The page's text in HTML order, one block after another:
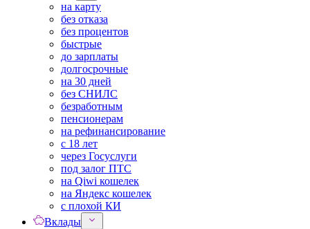
на карту
без отказа
без процентов
быстрые
до зарплаты
долгосрочные
на 30 дней
без СНИЛС
безработным
пенсионерам
на рефинансирование
с 18 лет
через Госуслуги
под залог ПТС
на Qiwi кошелек
на Яндекс кошелек
с плохой КИ
Вклады